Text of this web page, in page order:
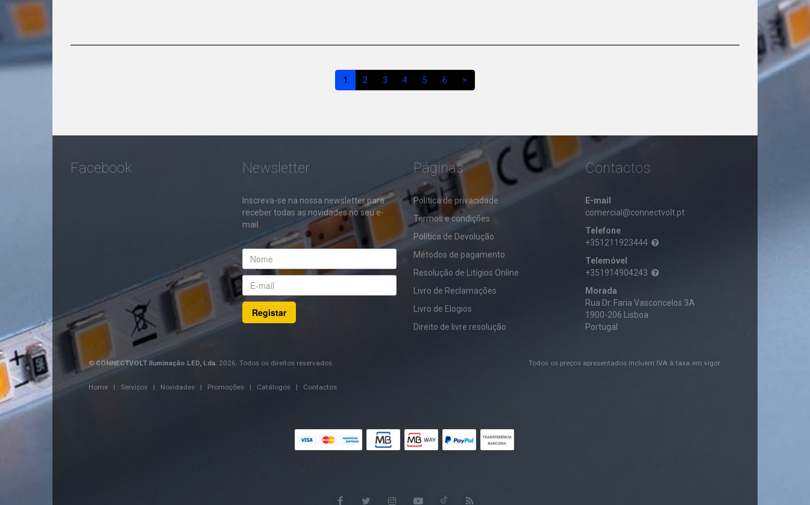
1 2 3 4 5 6 >
Facebook Newsletter
Inscreva-se na nossa newsletter para
receber todas as novidades no seu e-
mail.
Registar
Páginas
​Política de privacidade
Termos e condições
Política de Devolução
Métodos de pagamento
Resolução de Litígios Online
Livro de Reclamações
Livro de Elogios
Direito de livre resolução
Contactos
E-mail
comercial@connectvolt.pt
Telefone
+351211923444
Telemóvel
+351914904243
Morada
Rua Dr. Faria Vasconcelos 3A
1900-206 Lisboa
Portugal
©CONNECTVOLT Iluminação LED, Lda. 2026. Todos os direitos reservados.
Home | Serviços | Novidades | Promoções | Catálogos | Contactos
Todos os preços apresentados incluem IVA à taxa em vigor.